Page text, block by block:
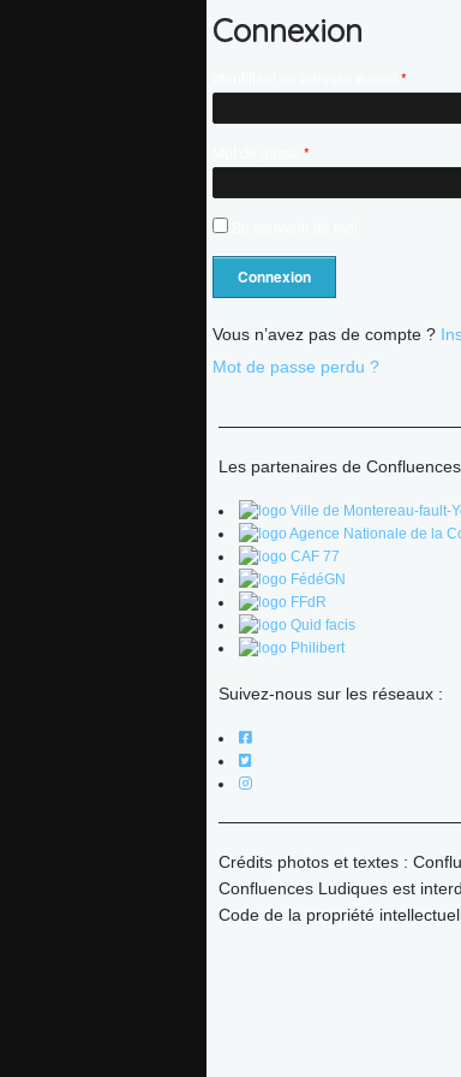
Accueil
l’association
Agenda
Actus
partenaires
presse
Contact
Connexion
*
*
Vous n’avez pas de compte ?
Mot de passe perdu ?
Les partenaires de
Suivez-nous sur les réseaux :
Crédits photos et textes :
Confluences Ludiques est
Code de la propriété